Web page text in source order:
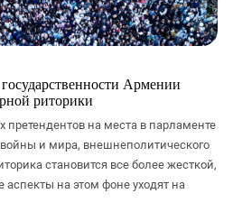
Армении
риторики
претендентов на места в парламенте
и мира, внешнеполитического
становится все более жесткой,
на этом фоне уходят на